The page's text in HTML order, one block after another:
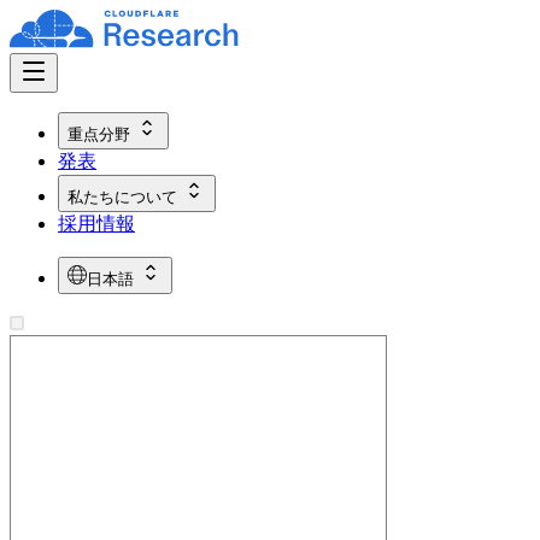
重点分野
発表
私たちについて
採用情報
日本語